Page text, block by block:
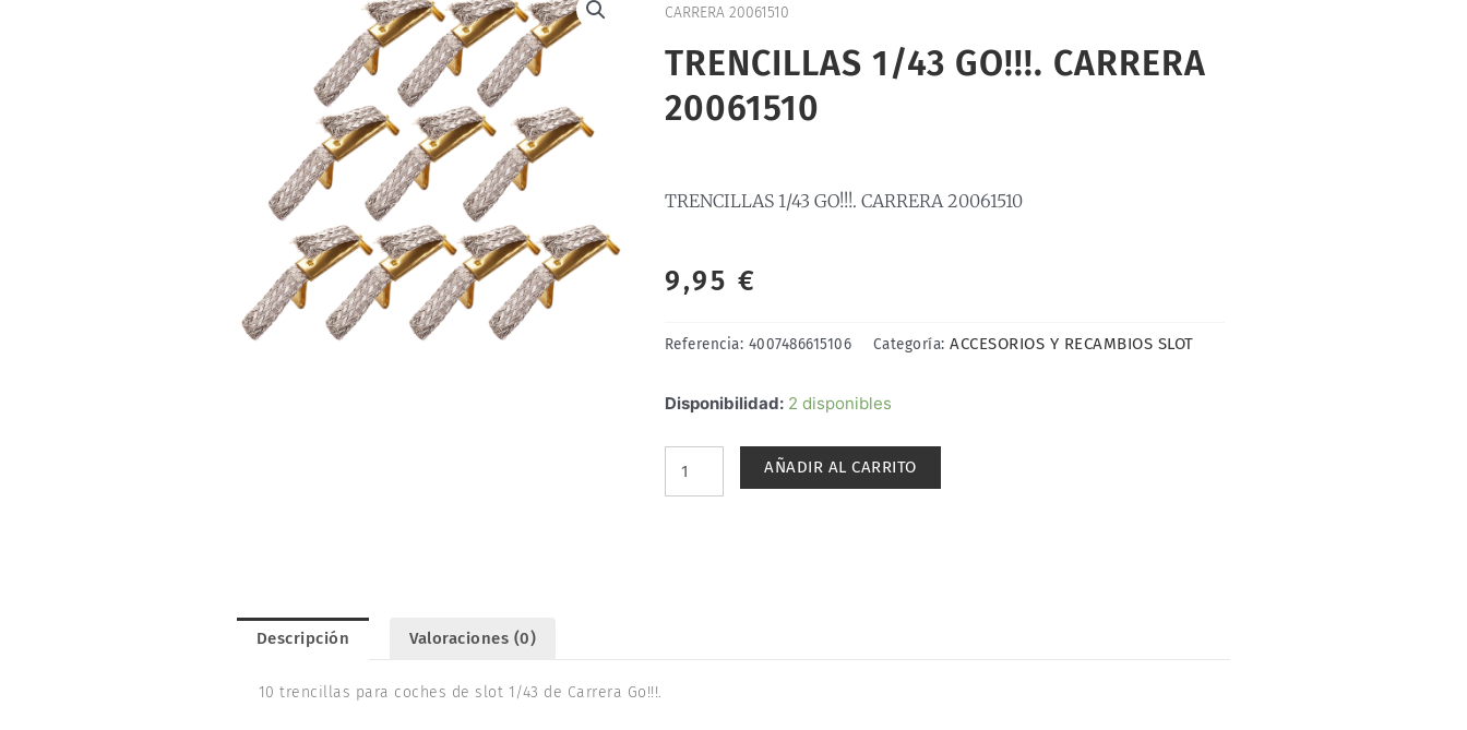
CARRERA 20061510
TRENCILLAS 1/43 GO!!!. CARRERA
20061510
TRENCILLAS 1/43 GO!!!. CARRERA 20061510
9,95 €
Referencia: 4007486615106 Categoría:ACCESORIOS Y RECAMBIOS SLOT
Disponibilidad: 2 disponibles
TRENCILLAS
CARRERA
AÑADIR AL CARRITO
Descripción Valoraciones (0)
10 trencillas para coches de slot 1/43 de Carrera Go!!!.